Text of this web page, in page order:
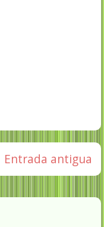
Entrada antigua